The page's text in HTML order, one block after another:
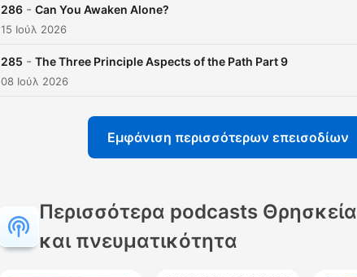
286 - Can You Awaken Alone?
15 Ιούλ 2026
285 - The Three Principle Aspects of the Path Part 9
08 Ιούλ 2026
Εμφάνιση περισσότερων επεισοδίων
Περισσότερα podcasts Θρησκεία
και πνευματικότητα